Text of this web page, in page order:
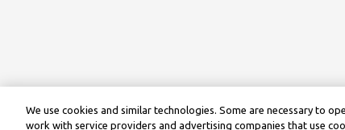
We use cookies and similar technologies. Some are necessary to
work with service providers and advertising companies that use